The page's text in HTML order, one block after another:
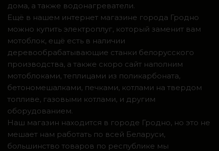
дома, а также водонагреватели.
Ещё в нашем интернет магазине города Гродно
можно купить электроплуг, который заменит вам
мотоблок, ещё есть в наличии
деревообрабатывающие станки белорусского
производства, а также скоро сайт наполним
мотоблоками, теплицами из поликарбоната,
бетономешалками, печками, котлами на твердом
топливе, газовыми котлами, и другим
оборудованием.
Наш магазин находится в городе Гродно, но это не
мешает нам работать по всей Беларуси,
большинство товаров по республике мы